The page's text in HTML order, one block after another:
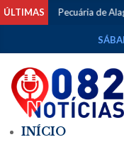
ÚLTIMAS Pecuária de
INÍCIO